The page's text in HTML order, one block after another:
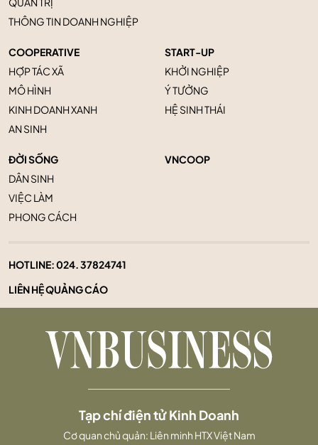
THÔNG TIN DOANH NGHIỆP
COOPERATIVE
HỢP TÁC XÃ
MÔ HÌNH
KINH DOANH XANH
AN SINH
START-UP
KHỞI NGHIỆP
Ý TƯỞNG
HỆ SINH THÁI
ĐỜI SỐNG
DÂN SINH
VIỆC LÀM
PHONG CÁCH
VNCOOP
HOTLINE:024. 37824741
LIÊN HỆ QUẢNG CÁO
Tạp chí điện tử Kinh Doanh
Cơ quan chủ quản: Liên minh HTX Việt Nam